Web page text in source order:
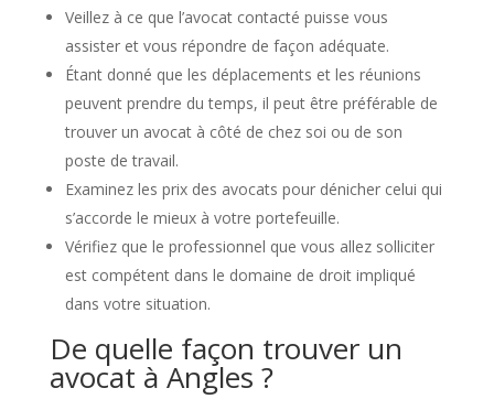
Veillez à ce que l’avocat contacté puisse vous
assister et vous répondre de façon adéquate.
Étant donné que les déplacements et les réunions
peuvent prendre du temps, il peut être préférable de
trouver un avocat à côté de chez soi ou de son
poste de travail.
Examinez les prix des avocats pour dénicher celui qui
s’accorde le mieux à votre portefeuille.
Vérifiez que le professionnel que vous allez solliciter
est compétent dans le domaine de droit impliqué
dans votre situation.
De quelle façon trouver un
avocat à Angles ?